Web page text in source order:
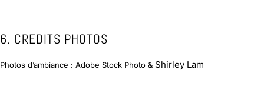
6. CREDITS PHOTOS
Photos d’ambiance : Adobe Stock Photo & Shirley Lam